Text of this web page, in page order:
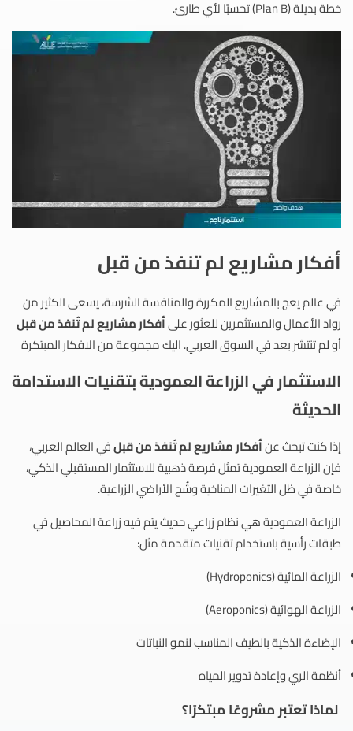
خطة بديلة (Plan B) تحسبًا لأي طارئ.
أفكار مشاريع لم تنفذ من قبل
في عالم يعج بالمشاريع المكررة والمنافسة الشرسة، يسعى الكثير من
رواد الأعمال والمستثمرين للعثور علىأفكار مشاريع لم تُنفذ من قبل
أو لم تنتشر بعد في السوق العربي. اليك مجموعة من الافكار المبتكرة
الاستثمار في الزراعة العمودية بتقنيات الاستدامة
الحديثة
إذا كنت تبحث عنأفكار مشاريع لم تُنفذ من قبلفي العالم العربي،
فإن الزراعة العمودية تمثل فرصة ذهبية للاستثمار المستقبلي الذكي،
خاصة في ظل التغيرات المناخية وشُح الأراضي الزراعية.
الزراعة العمودية هي نظام زراعي حديث يتم فيه زراعة المحاصيل في
طبقات رأسية باستخدام تقنيات متقدمة مثل:
الزراعة المائية (Hydroponics)
الزراعة الهوائية (Aeroponics)
الإضاءة الذكية بالطيف المناسب لنمو النباتات
أنظمة الري وإعادة تدوير المياه
لماذا تعتبر مشروعًا مبتكرًا؟